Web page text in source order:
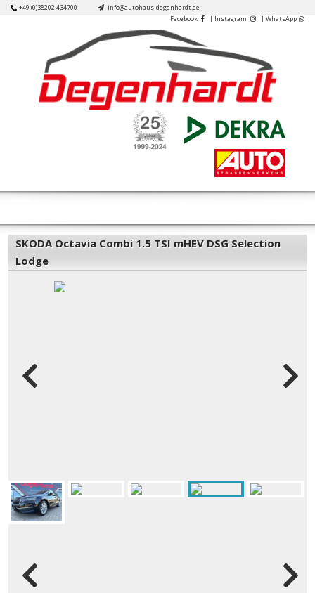
Skip+49 (0)38202 434700
info@autohaus-degenhardt.de
Facebook
| Instagram | WhatsApp
Button
SKODA Octavia Combi 1.5 TSI mHEV DSG Selection
Lodge